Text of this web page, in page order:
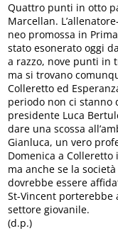
Quattro punti in otto
Marcellan.
neo promossa in
stato esonerato oggi
a razzo, nove punti in
ma si trovano
Colleretto ed
periodo non ci stanno
presidente Luca
dare una scossa
Gianluca, un vero
Domenica a
ma anche se la
dovrebbe essere
St-Vincent porterebbe
settore giovanile.
(d.p.)